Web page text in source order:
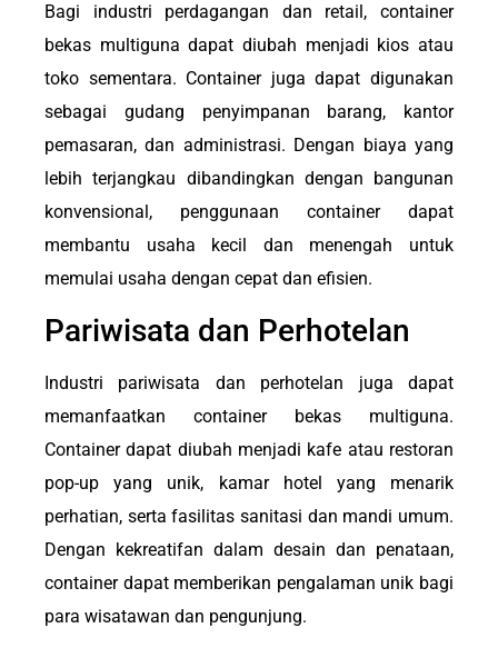
Bagi industri perdagangan dan retail, container
bekas multiguna dapat diubah menjadi kios atau
toko sementara. Container juga dapat digunakan
sebagai gudang penyimpanan barang, kantor
pemasaran, dan administrasi. Dengan biaya yang
lebih terjangkau dibandingkan dengan bangunan
konvensional, penggunaan container dapat
membantu usaha kecil dan menengah untuk
memulai usaha dengan cepat dan efisien.
Pariwisata dan Perhotelan
Industri pariwisata dan perhotelan juga dapat
memanfaatkan container bekas multiguna.
Container dapat diubah menjadi kafe atau restoran
pop-up yang unik, kamar hotel yang menarik
perhatian, serta fasilitas sanitasi dan mandi umum.
Dengan kekreatifan dalam desain dan penataan,
container dapat memberikan pengalaman unik bagi
para wisatawan dan pengunjung.